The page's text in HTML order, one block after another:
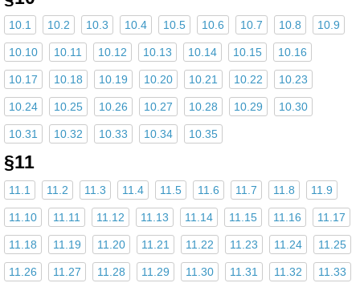
10.1 10.2 10.3 10.4 10.5 10.6 10.7 10.8 10.9
10.10 10.11 10.12 10.13 10.14 10.15 10.16
10.17 10.18 10.19 10.20 10.21 10.22 10.23
10.24 10.25 10.26 10.27 10.28 10.29 10.30
10.31 10.32 10.33 10.34 10.35
§11
11.1 11.2 11.3 11.4 11.5 11.6 11.7 11.8 11.9
11.10 11.11 11.12 11.13 11.14 11.15 11.16 11.17
11.18 11.19 11.20 11.21 11.22 11.23 11.24 11.25
11.26 11.27 11.28 11.29 11.30 11.31 11.32 11.33